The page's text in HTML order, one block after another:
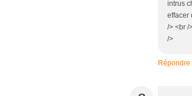
intrus
effacer
/> <br /
/>
Répondre